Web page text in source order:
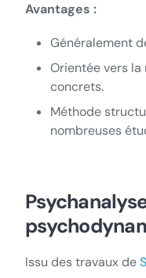
Avantages :
Généralement
Orientée vers
concrets.
Méthode
nombreuses
Issu des travaux de